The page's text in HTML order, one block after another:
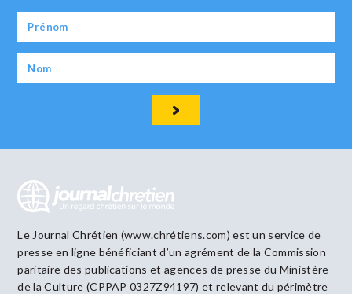
Le Journal Chrétien (www.chrétiens.com) est un service de
presse en ligne bénéficiant d’un agrément de la Commission
paritaire des publications et agences de presse du Ministère
de la Culture (CPPAP 0327Z94197) et relevant du périmètre